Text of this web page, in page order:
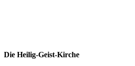
Die Heilig-Geist-Kirche